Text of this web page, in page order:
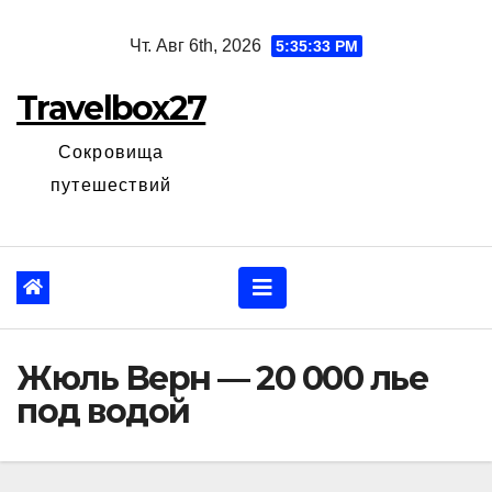
Чт. Авг 6th, 2026 5:35:34 PM
Travelbox27
Сокровища
путешествий
Жюль Верн — 20 000 лье
под водой